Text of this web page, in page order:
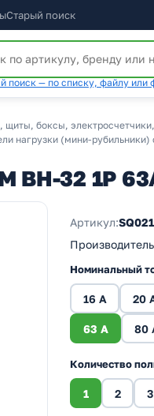
Старый поиск
поиск — по списку, файлу или
боксы,
нагрузки (мини-
ВН-32 1P
Артикул:
Производитель
Номинальный
16 A 20
63 A 80
Количество
1 2 3